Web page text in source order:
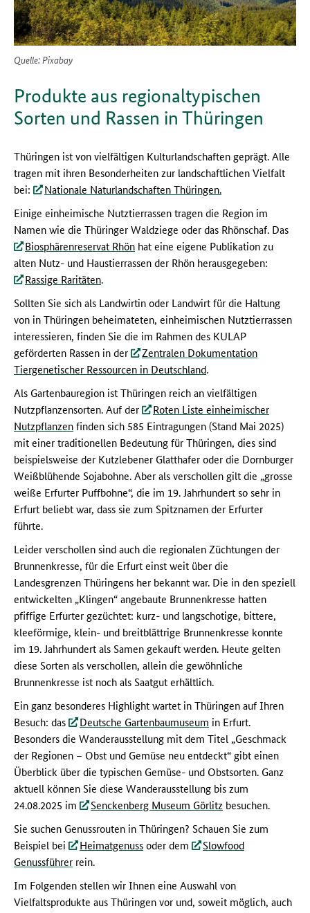
Quelle: Pixabay
Produkte aus regionaltypischen
Sorten und Rassen in Thüringen
Thüringen ist von vielfältigen Kulturlandschaften geprägt. Alle
tragen mit ihren Besonderheiten zur landschaftlichen Vielfalt
bei:
Nationale Naturlandschaften Thüringen.
Einige einheimische Nutztierrassen tragen die Region im
Namen wie die Thüringer Waldziege oder das Rhönschaf. Das
Biosphärenreservat Rhön hat eine eigene Publikation zu
alten Nutz- und Haustierrassen der Rhön herausgegeben:
Rassige Raritäten.
Sollten Sie sich als Landwirtin oder Landwirt für die Haltung
von in Thüringen beheimateten, einheimischen Nutztierrassen
interessieren, finden Sie die im Rahmen des KULAP
geförderten Rassen in der
Zentralen Dokumentation
Tiergenetischer Ressourcen in Deutschland.
Als Gartenbauregion ist Thüringen reich an vielfältigen
Nutzpflanzensorten. Auf der
Roten Liste einheimischer
Nutzpflanzenfinden sich 585 Eintragungen (Stand Mai 2025)
mit einer traditionellen Bedeutung für Thüringen, dies sind
beispielsweise der Kutzlebener Glatthafer oder die Dornburger
Weißblühende Sojabohne. Aber als verschollen gilt die „grosse
weiße Erfurter Puffbohne“, die im 19. Jahrhundert so sehr in
Erfurt beliebt war, dass sie zum Spitznamen der Erfurter
führte.
Leider verschollen sind auch die regionalen Züchtungen der
Brunnenkresse, für die Erfurt einst weit über die
Landesgrenzen Thüringens her bekannt war. Die in den speziell
entwickelten „Klingen“ angebaute Brunnenkresse hatten
pfiffige Erfurter gezüchtet: kurz- und langschotige, bittere,
kleeförmige, klein- und breitblättrige Brunnenkresse konnte
im 19. Jahrhundert als Samen gekauft werden. Heute gelten
diese Sorten als verschollen, allein die gewöhnliche
Brunnenkresse ist noch als Saatgut erhältlich.
Ein ganz besonderes Highlight wartet in Thüringen auf Ihren
Besuch: das
Deutsche Gartenbaumuseum in Erfurt.
Besonders die Wanderausstellung mit dem Titel „Geschmack
der Regionen – Obst und Gemüse neu entdeckt“ gibt einen
Überblick über die typischen Gemüse- und Obstsorten. Ganz
aktuell können Sie diese Wanderausstellung bis zum
24.08.2025 im
Senckenberg Museum Görlitz besuchen.
Sie suchen Genussrouten in Thüringen? Schauen Sie zum
Beispiel bei
Heimatgenussoder dem
Slowfood
Genussführer rein.
Im Folgenden stellen wir Ihnen eine Auswahl von
Vielfaltsprodukte aus Thüringen vor und, soweit möglich, auch